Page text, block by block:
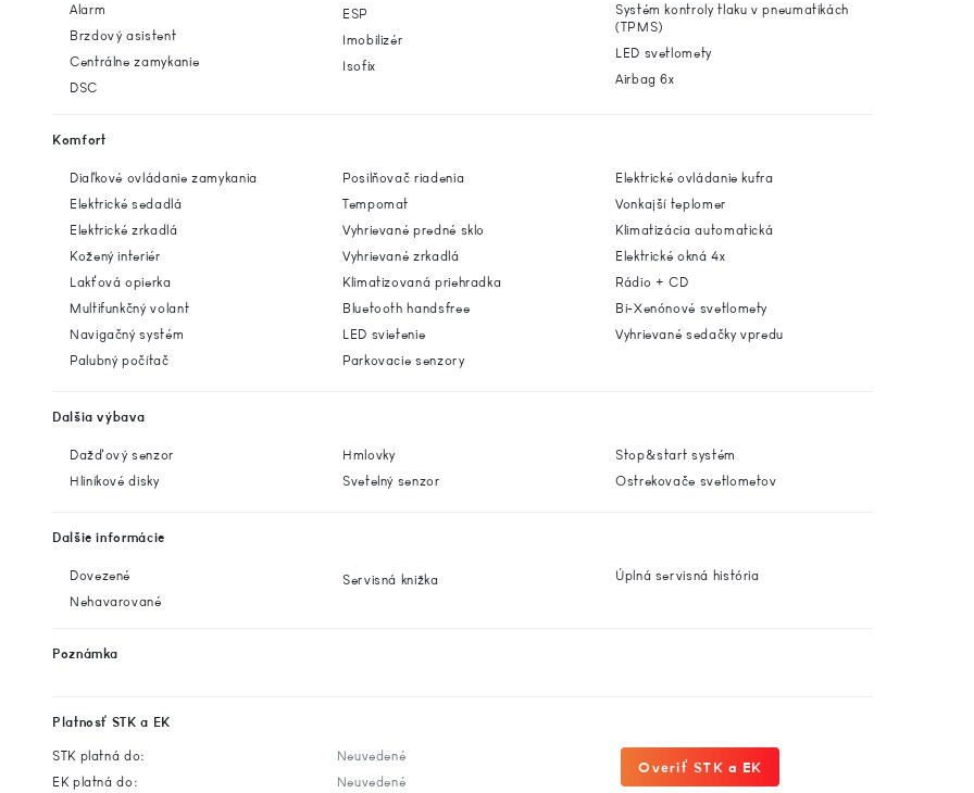
Alarm
Brzdový asistent
Centrálne zamykanie
DSC
ESP
Imobilizér
Isofix
Systém kontroly tlaku v pneumatikách
(TPMS)
LED svetlomety
Airbag 6x
Komfort
Diaľkové ovládanie zamykania
Elektrické sedadlá
Elektrické zrkadlá
Kožený interiér
Lakťová opierka
Multifunkčný volant
Navigačný systém
Palubný počítač
Posilňovač riadenia
Tempomat
Vyhrievané predné sklo
Vyhrievané zrkadlá
Klimatizovaná priehradka
Bluetooth handsfree
LED svietenie
Parkovacie senzory
Elektrické ovládanie kufra
Vonkajší teplomer
Klimatizácia automatická
Elektrické okná 4x
Rádio + CD
Bi-Xenónové svetlomety
Vyhrievané sedačky vpredu
Dalšia výbava
Dažďový senzor
Hliníkové disky
Hmlovky
Svetelný senzor
Stop&start systém
Ostrekovače svetlometov
Dalšie informácie
Dovezené
Nehavarované
Servisná knižka Úplná servisná história
Poznámka
Platnosť STK a EK
STK platná do:
Neuvedené
EK platná do:
Neuvedené
Overiť STK a EK